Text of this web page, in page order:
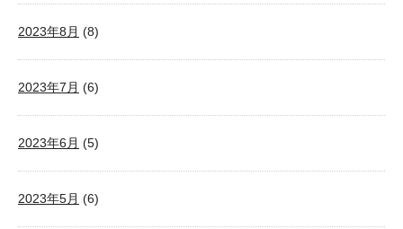
2023年8月 (8)
2023年7月 (6)
2023年6月 (5)
2023年5月 (6)